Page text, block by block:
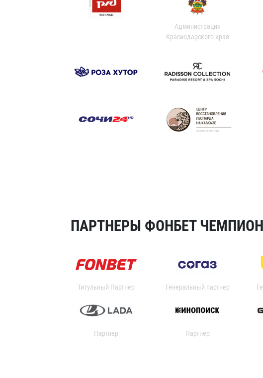
Администрация
Краснодарского края
ПАРТНЕРЫ ФОНБЕТ
Титульный Партнер Генеральный партнер
Партнер Партнер